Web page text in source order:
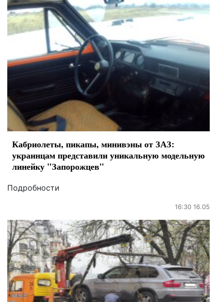
Кабриолеты, пикапы, минивэны от ЗАЗ:
украинцам представили уникальную модельную
линейку "Запорожцев"
Подробности
16:30 16.05